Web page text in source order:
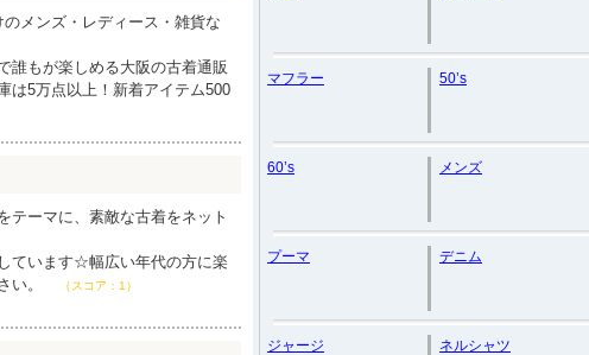
メンズ・レディース・雑貨な
誰もが楽しめる大阪の古着通販
は5万点以上！新着アイテム500
テーマに、素敵な古着をネット
ています☆幅広い年代の方に楽
い。
（スコア：1）
マフラー 50’s
60’s メンズ
プーマ デニム
ジャージ ネルシャツ